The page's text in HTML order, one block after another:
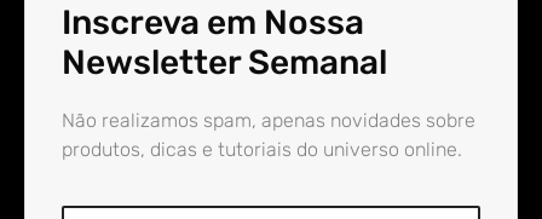
Inscreva em Nossa
Newsletter Semanal
Não realizamos spam, apenas novidades sobre
produtos, dicas e tutoriais do universo online.